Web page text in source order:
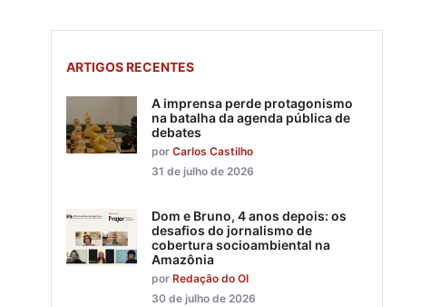
ARTIGOS RECENTES
A imprensa perde protagonismo
na batalha da agenda pública de
debates
por Carlos Castilho
31 de julho de 2026
Dom e Bruno, 4 anos depois: os
desafios do jornalismo de
cobertura socioambiental na
Amazônia
por Redação do OI
30 de julho de 2026